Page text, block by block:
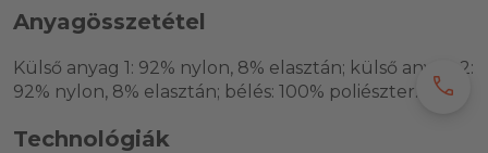
Anyagösszetétel
Külső anyag 1: 92% nylon, 8% elasztán; külső anyag 2:
92% nylon, 8% elasztán; bélés: 100% poliészter.
Technológiák
call